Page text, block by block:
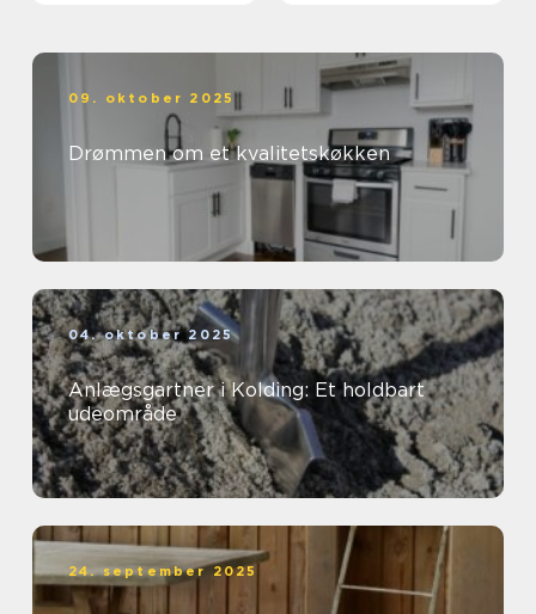
09. oktober 2025
Drømmen om et kvalitetskøkken
04. oktober 2025
Anlægsgartner i Kolding: Et holdbart
udeområde
24. september 2025